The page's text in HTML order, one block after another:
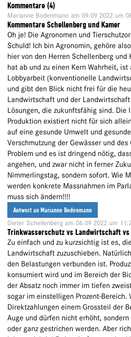
Kommentare (4)
Marianne Bodenmann am 09.09 2022 um
Kommentare Schellenberg und Kamer
Oh je! Die Agronomen und
Schuld! Ich bin Agronomin, gehöre
hier von den Herren Schellenberg
hat ab und zu einen Kern Wahrheit,
Lobbyarbeit (konventionelle
und gibt den Blick nicht frei für die
Landwirtschaft und der
Lösungen, die zukunftsfähig sind. Die
Produktion existiert nicht für sich
auf eine gesunde Umwelt und
Verschmutzung der Gewässer und
Problem und es ist dringend nötig,
angehen, und zwar nicht in ferner
Nimmerlingstag, sondern sofort. Wie
werden konkrete Massnahmen im
muss sich ändern!!!!
Antwort an Marianne Bodenmann
Dieter Schellenberg am 06.09 2022 um
Trinkwasserschutz vs Landwirtschaft
Zu einfach und zu kurzsichtig ist es,
Landwirtschaft zuzuschieben.
den Belastungen verbunden ist.
konsumiert wird und im Bereich der
der Absatz noch immer im tiefen
sogar im einstelligen Prozent-Bereich.
Direktzahlungen einem Grossteil der
Auge und dürfen nicht erhöht,
oder ganz gestrichen werden. Aber